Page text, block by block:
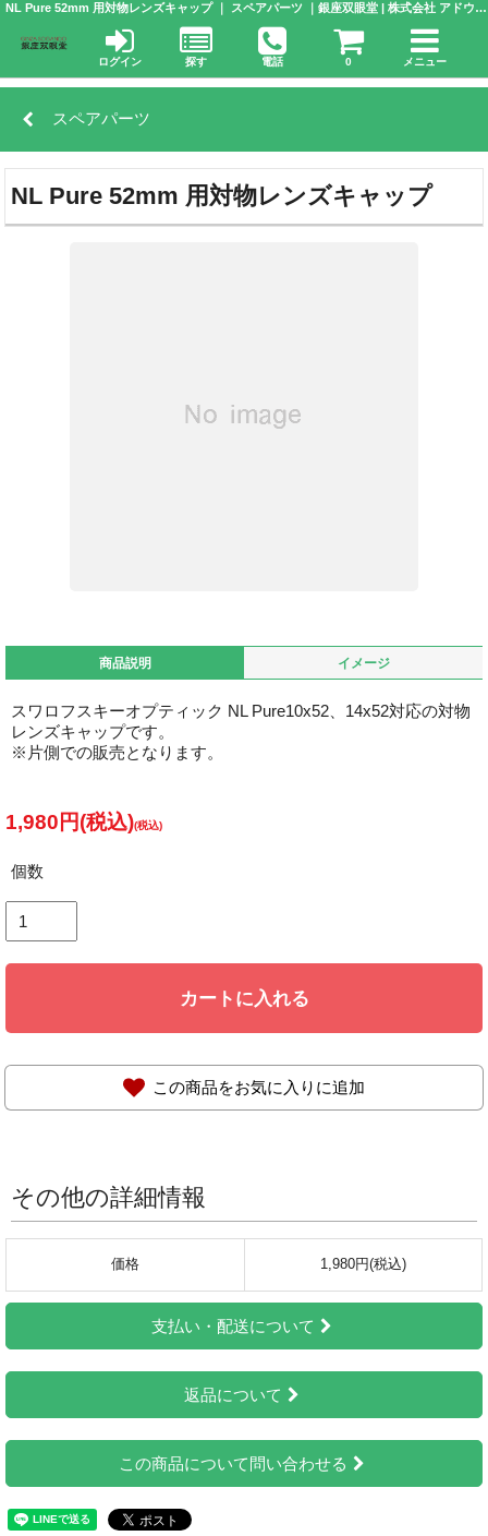
スペアパーツ
NL Pure 52mm 用対物レンズキャップ
商品説明 イメージ
スワロフスキーオプティック NL Pure10x52、14x52対応の対物
レンズキャップです。
※片側での販売となります。
1,980円(税込)
個数
カートに入れる
この商品をお気に入りに追加
その他の詳細情報
価格 1,980円(税込)
支払い・配送について
返品について
この商品について問い合わせる
NL Pure 52mm 用対物レンズキャップ ｜ スペアパーツ ｜銀座双眼堂 | 株式会社 アドウエーブ
ログイン 探す 電話 0 メニュー